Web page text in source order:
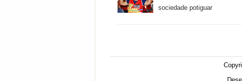
sociedade potiguar